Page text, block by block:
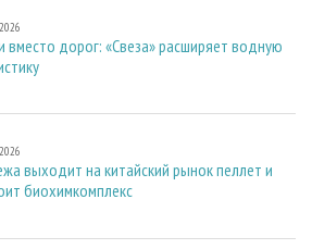
вместо дорог: «Свеза» расширяет водную
выходит на китайский рынок пеллет и
биохимкомплекс